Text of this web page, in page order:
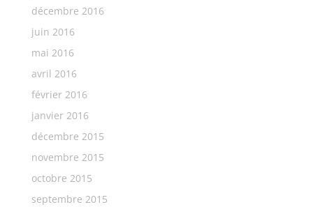
décembre 2016
juin 2016
mai 2016
avril 2016
février 2016
janvier 2016
décembre 2015
novembre 2015
octobre 2015
septembre 2015